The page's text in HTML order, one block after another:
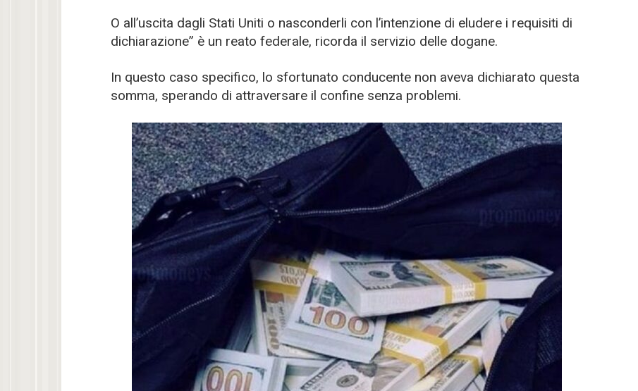
O all’uscita dagli Stati Uniti o nasconderli con l’intenzione di eludere i requisiti di
dichiarazione” è un reato federale, ricorda il servizio delle dogane.
In questo caso specifico, lo sfortunato conducente non aveva dichiarato questa
somma, sperando di attraversare il confine senza problemi.